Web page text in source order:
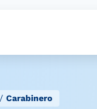
/ Carabinero